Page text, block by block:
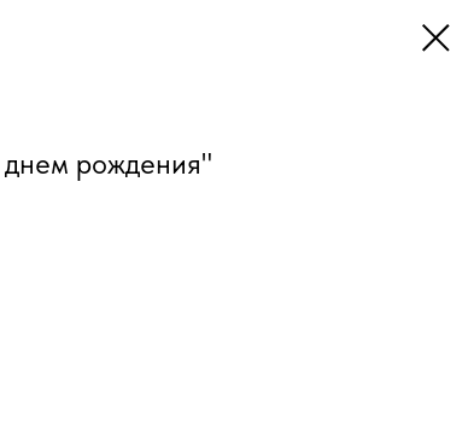
рождения"